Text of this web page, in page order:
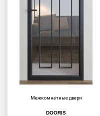
Межкомнатные двери
DOORIS